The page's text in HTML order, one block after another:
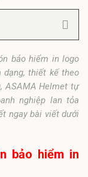
bảo hiểm in logo
dạng, thiết kế theo
ASAMA Helmet tự
nghiệp lan tỏa
ngay bài viết dưới
bảo hiểm in